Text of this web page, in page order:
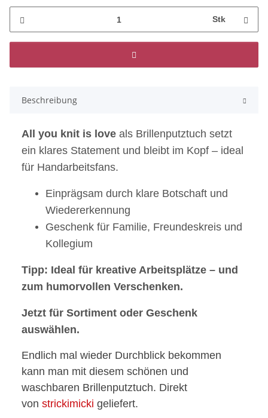
Stk
Beschreibung
All you knit is love als Brillenputztuch setzt
ein klares Statement und bleibt im Kopf – ideal
für Handarbeitsfans.
Einprägsam durch klare Botschaft und
Wiedererkennung
Geschenk für Familie, Freundeskreis und
Kollegium
Tipp: Ideal für kreative Arbeitsplätze – und
zum humorvollen Verschenken.
Jetzt für Sortiment oder Geschenk
auswählen.
Endlich mal wieder Durchblick bekommen
kann man mit diesem schönen und
waschbaren Brillenputztuch. Direkt
von strickimicki geliefert.